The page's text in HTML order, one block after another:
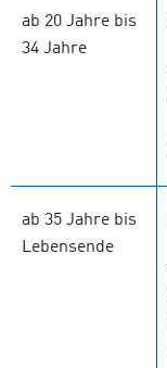
ab 20 Jahre bis
34 Jahre
ab 35 Jahre bis
Lebensende